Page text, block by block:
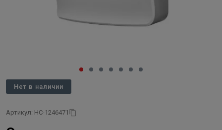
Нет в наличии
Артикул: НС-1246471